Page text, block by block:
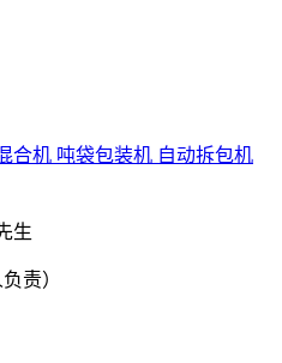
合机 吨袋包装机 自动拆包机
生
责）